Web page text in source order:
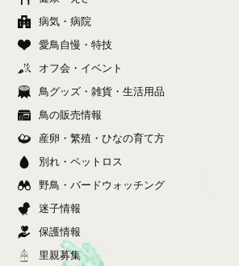
病気・病院
愛鳥自慢・特技
オフ会・イベント
鳥グッズ・雑貨・生活用品
鳥の販売情報
産卵・繁殖・ひなの育て方
別れ・ペットロス
野鳥・バードウォッチング
迷子情報
保護情報
里親募集